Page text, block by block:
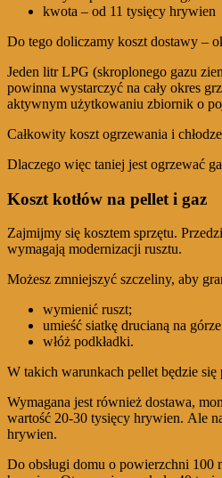
kwota – od 11 tysięcy hrywien
Do tego doliczamy koszt dostawy –
Jeden litr LPG (skroplonego gazu
powinna wystarczyć na cały okres
aktywnym użytkowaniu zbiornik o
Całkowity koszt ogrzewania i
Dlaczego więc taniej jest ogrzewać
Koszt kotłów na pellet i gaz
Zajmijmy się kosztem sprzętu.
wymagają modernizacji rusztu.
Możesz zmniejszyć szczeliny, aby
wymienić ruszt;
umieść siatkę drucianą na
włóż podkładki.
W takich warunkach pellet będzie się
Wymagana jest również dostawa,
wartość 20-30 tysięcy hrywien. Ale
hrywien.
Do obsługi domu o powierzchni